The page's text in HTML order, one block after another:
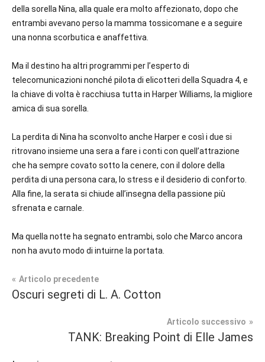
della sorella Nina, alla quale era molto affezionato, dopo che
entrambi avevano perso la mamma tossicomane e a seguire
una nonna scorbutica e anaffettiva.
Ma il destino ha altri programmi per l’esperto di
telecomunicazioni nonché pilota di elicotteri della Squadra 4, e
la chiave di volta è racchiusa tutta in Harper Williams, la migliore
amica di sua sorella.
La perdita di Nina ha sconvolto anche Harper e così i due si
ritrovano insieme una sera a fare i conti con quell’attrazione
che ha sempre covato sotto la cenere, con il dolore della
perdita di una persona cara, lo stress e il desiderio di conforto.
Alla fine, la serata si chiude all’insegna della passione più
sfrenata e carnale.
Ma quella notte ha segnato entrambi, solo che Marco ancora
non ha avuto modo di intuirne la portata.
Tag
Erotico
Navigazione
Articolo precedente
Oscuri segreti di L. A. Cotton
Articolo successivo
TANK: Breaking Point di Elle James